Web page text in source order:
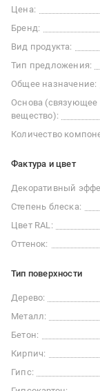
Цена:
Бренд:
Вид продукта:
Тип предложения:
Общее назначение:
Основа (связующее
вещество):
Количество
Фактура и цвет
Декоративный
Степень блеска:
Цвет RAL:
Оттенок:
Тип поверхности
Дерево:
Металл:
Бетон:
Кирпич:
Гипс: